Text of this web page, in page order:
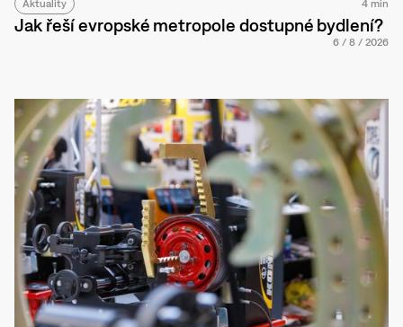
Aktuality 4 min
Jak řeší evropské metropole dostupné bydlení?
6 / 8 / 2026